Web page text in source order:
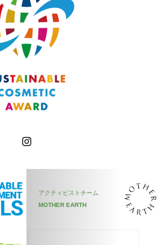
アクティビストチーム
MOTHER EARTH